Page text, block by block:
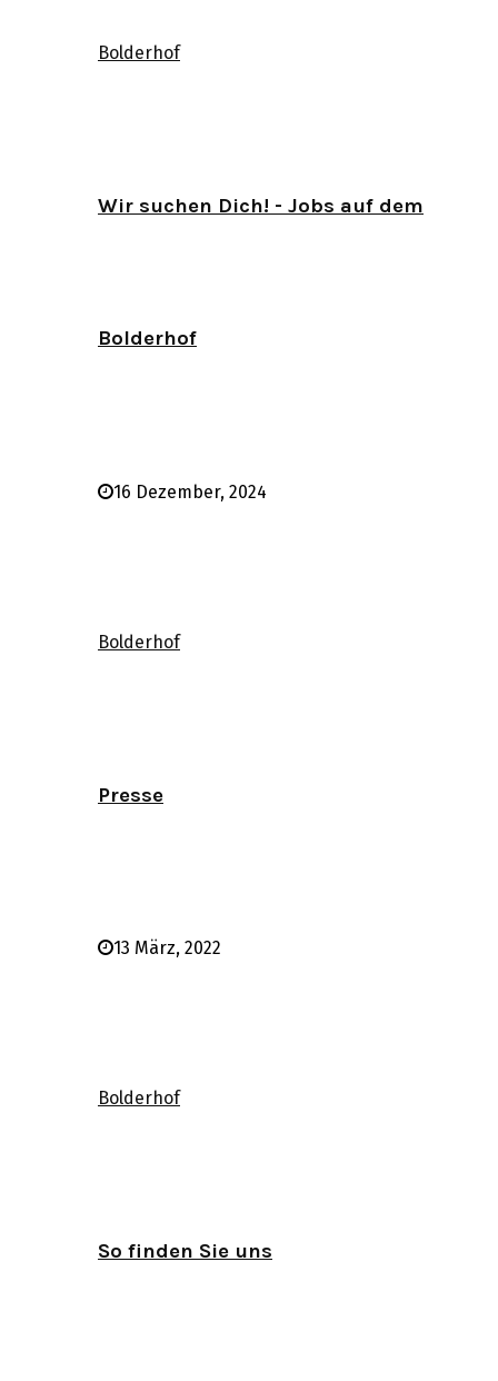
Bolderhof
Wir suchen Dich! - Jobs auf dem
Bolderhof
16 Dezember, 2024
Bolderhof
Presse
13 März, 2022
Bolderhof
So finden Sie uns